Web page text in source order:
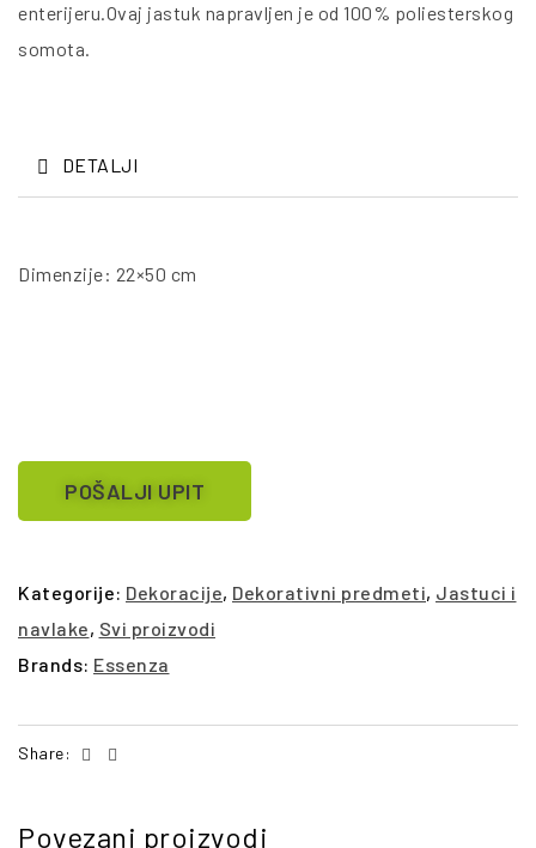
enterijeru.Ovaj jastuk napravljen je od 100% poliesterskog
somota.
DETALJI
Dimenzije: 22×50 cm
POŠALJI UPIT
Kategorije: Dekoracije, Dekorativni predmeti, Jastuci i
navlake, Svi proizvodi
Brands: Essenza
Share: Facebook
Povezani proizvodi